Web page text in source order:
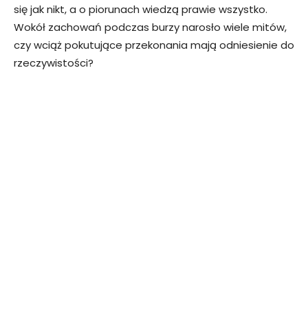
się jak nikt, a o piorunach wiedzą prawie wszystko.
Wokół zachowań podczas burzy narosło wiele mitów,
czy wciąż pokutujące przekonania mają odniesienie do
rzeczywistości?